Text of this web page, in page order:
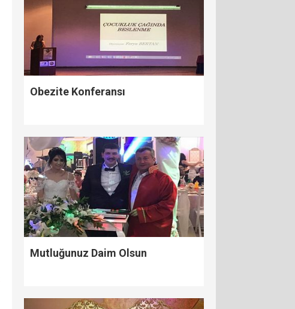
Obezite Konferansı
Mutluğunuz Daim Olsun